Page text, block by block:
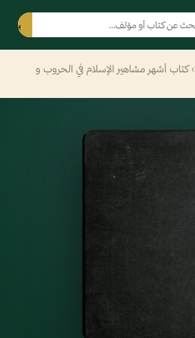
بحث
› كتاب أشهر مشاهير الإسلام في الحروب و